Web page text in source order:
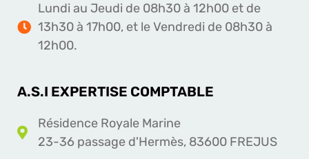
Lundi au Jeudi de 08h30 à 12h00 et de
13h30 à 17h00, et le Vendredi de 08h30 à
12h00.
A.S.I EXPERTISE COMPTABLE
Résidence Royale Marine
23-36 passage d'Hermès, 83600 FREJUS